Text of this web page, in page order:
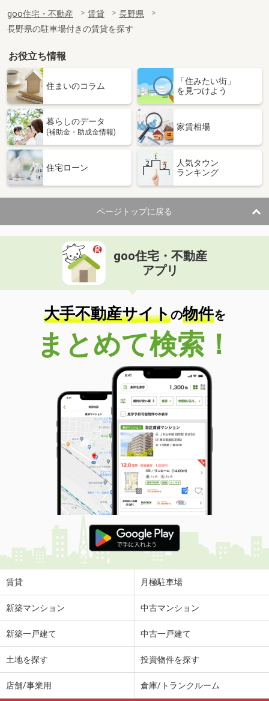
専有面積
26.71m²
間取り
1K
長野県松本市村井町北２丁目
価 格
長野県松本市村井町北２丁目
専有面積 40.07m²
間取り
長野県諏訪市高島４
住 所
長野県諏訪市高島４
専有面積 23.61m²
間取り
1K
長野県小諸市大字森山
価 格
住 所
長野県小諸市大字森山
専有面積 38.83m²
間取り
2K
長野県松本市大手１丁目
価 格
10.80万円
長野県松本市大手１丁目
40.31m²
間取り
1LDK
長野県長野市伊勢宮３
価 格
6.80万円
住 所
長野県長野市伊勢宮３
専有面積 68.74m²
間取り
2LDK
長野県長野市大字富竹
価 格
7.05万円
住 所
長野県長野市大字富竹
専有面積
長野県塩尻市大字広丘堅石
4.30万円
長野県塩尻市大字広丘高出
goo住宅・不動産 賃貸
長野県
長野県の駐車場付きの賃貸を探す
お役立ち情報
住まいのコラム
「住みたい街」
を見つけよう
暮らしのデータ
(補助金・助成金情報)
家賃相場
住宅ローン
人気タウン
ランキング
ページトップに戻る
goo住宅・不動産
アプリ
大手不動産サイトの物件を
まとめて検索！
賃貸 月極駐車場
新築マンション 中古マンション
新築一戸建て 中古一戸建て
土地を探す 投資物件を探す
店舗/事業用 倉庫/トランクルーム